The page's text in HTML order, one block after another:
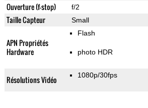
Ouverture (f-stop) f/2
Taille Capteur Small
APN Propriétés
Hardware
Flash
photo HDR
Résolutions Vidéo 1080p/30fps